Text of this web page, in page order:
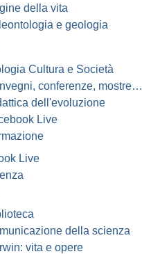
della vita
e geologia
Cultura e Società
conferenze, mostre…
dell'evoluzione
Live
Live
della scienza
vita e opere